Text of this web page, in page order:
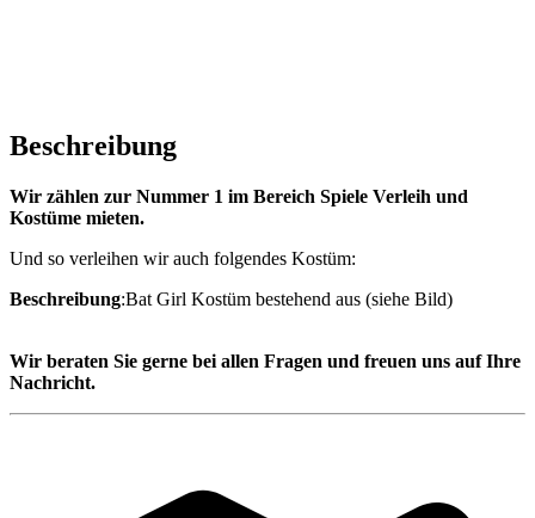
Beschreibung
Wir zählen zur Nummer 1 im Bereich Spiele Verleih und
Kostüme mieten.
Und so verleihen wir auch folgendes Kostüm:
Beschreibung:Bat Girl Kostüm bestehend aus (siehe Bild)
Wir beraten Sie gerne bei allen Fragen und freuen uns auf Ihre
Nachricht.